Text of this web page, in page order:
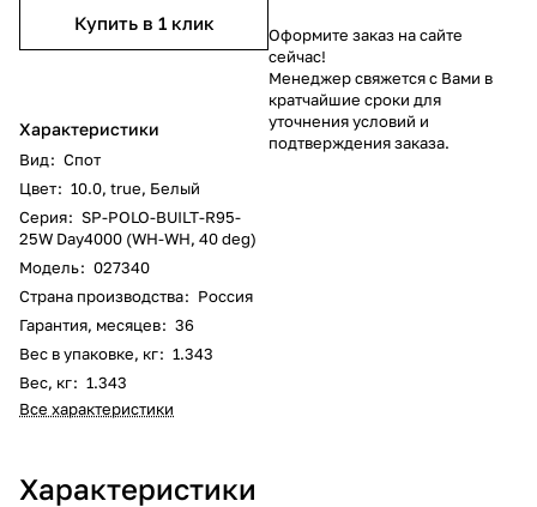
Купить в 1 клик
Характеристики
Вид: Спот
Цвет: 10.0, true, Белый
Серия: SP-POLO-BUILT-R95-
25W Day4000 (WH-WH, 40 deg)
Модель: 027340
Страна производства: Россия
Гарантия, месяцев: 36
Вес в упаковке, кг: 1.343
Вес, кг: 1.343
Все характеристики
Оформите заказ на сайте
сейчас!
Менеджер свяжется с Вами в
кратчайшие сроки для
уточнения условий и
подтверждения заказа.
Характеристики